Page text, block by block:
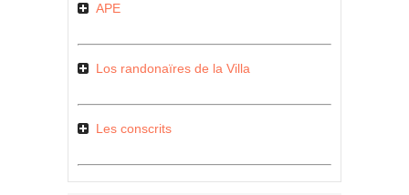
APE
Los randonaïres de la Villa
Les conscrits